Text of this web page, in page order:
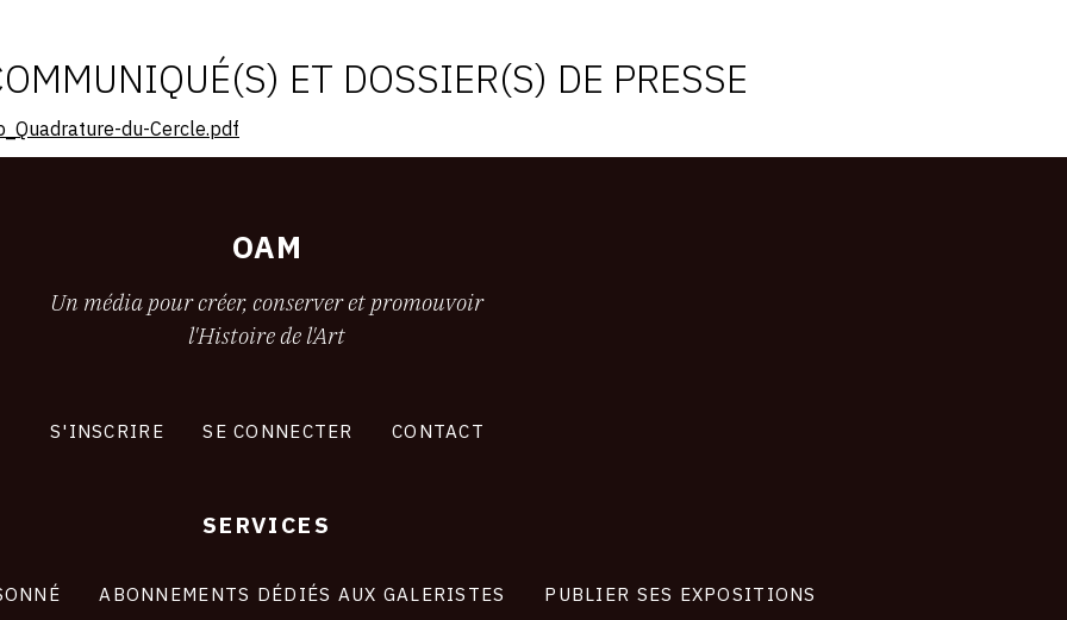
ET DOSSIER(S) DE PRESSE
du-Cercle.pdf
OAM
Un média pour créer, conserver et promouvoir
l'Histoire de l'Art
S'INSCRIRE SE CONNECTER CONTACT
SERVICES
ABONNEMENTS DÉDIÉS AUX GALERISTES PUBLIER SES EXPOSITIONS